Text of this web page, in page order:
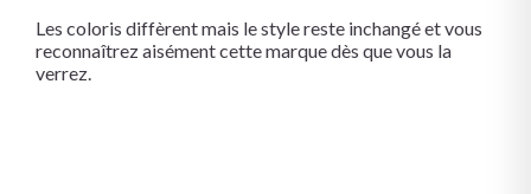
Les coloris diffèrent mais le style reste inchangé et vous
reconnaîtrez aisément cette marque dès que vous la
verrez.